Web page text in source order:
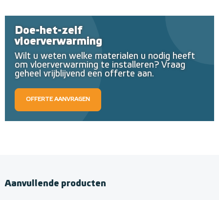
Doe-het-zelf
vloerverwarming
Wilt u weten welke materialen u nodig heeft
om vloerverwarming te installeren? Vraag
geheel vrijblijvend een offerte aan.
OFFERTE AANVRAGEN
Aanvullende producten